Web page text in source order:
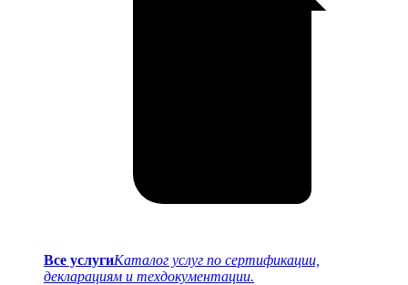
Все услугиКаталог услуг по сертификации,
декларациям и техдокументации.